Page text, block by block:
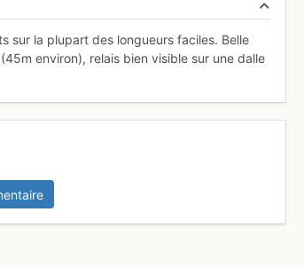
sur la plupart des longueurs faciles. Belle
environ), relais bien visible sur une dalle